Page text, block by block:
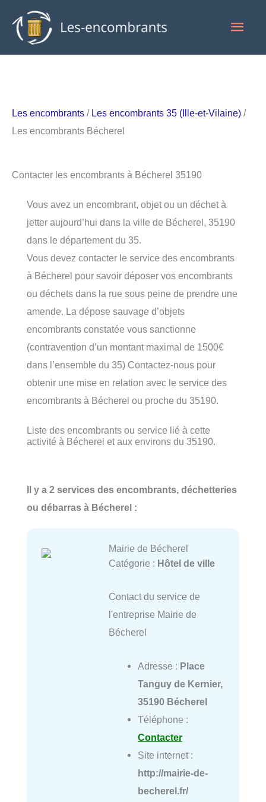
contenu
Les encombrants / Les encombrants 35 (Ille-et-Vilaine) /
Les encombrants Bécherel
Contacter les encombrants à Bécherel 35190
Vous avez un encombrant, objet ou un déchet à
jetter aujourd’hui dans la ville de Bécherel, 35190
dans le département du 35.
Vous devez contacter le service des encombrants
à Bécherel pour savoir déposer vos encombrants
ou déchets dans la rue sous peine de prendre une
amende. La dépose sauvage d’objets
encombrants constatée vous sanctionne
(contravention d’un montant maximal de 1500€
dans l’ensemble du 35) Contactez-nous pour
obtenir une mise en relation avec le service des
encombrants à Bécherel ou proche du 35190.
Liste des encombrants ou service lié à cette
activité à Bécherel et aux environs du 35190.
Il y a 2 services des encombrants, déchetteries
ou débarras à Bécherel :
Mairie de Bécherel
Catégorie : Hôtel de ville
Contact du service de
l'entreprise Mairie de
Bécherel
Adresse : Place
Tanguy de Kernier,
35190 Bécherel
Téléphone :
Contacter
Site internet :
http://mairie-de-
becherel.fr/